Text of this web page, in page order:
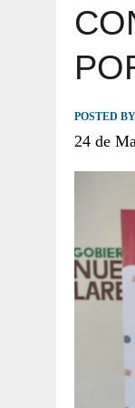
JULIO
POSTED
24 de